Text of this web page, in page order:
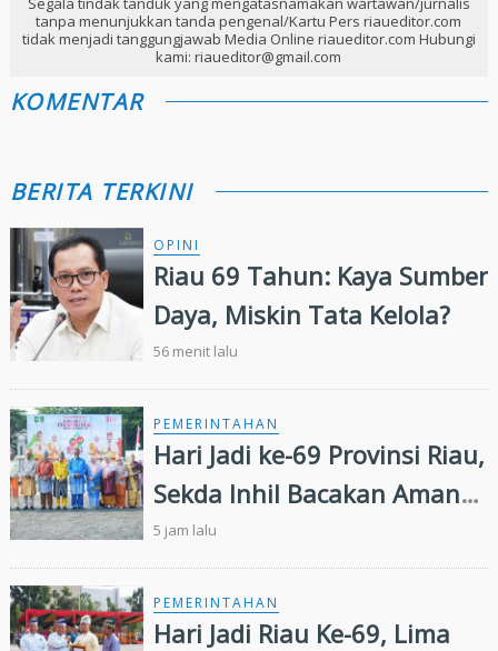
tanpa menunjukkan tanda pengenal/Kartu Pers riaueditor.com
tidak menjadi tanggungjawab Media Online riaueditor.com Hubungi
kami: riaueditor@gmail.com
KOMENTAR
BERITA TERKINI
OPINI
Riau 69 Tahun: Kaya Sumber
Daya, Miskin Tata Kelola?
56 menit lalu
PEMERINTAHAN
Hari Jadi ke-69 Provinsi Riau,
Sekda Inhil Bacakan Amanat
Gubernur, Satukan Langkah
Majukan Riau
5 jam lalu
PEMERINTAHAN
Hari Jadi Riau Ke-69, Lima